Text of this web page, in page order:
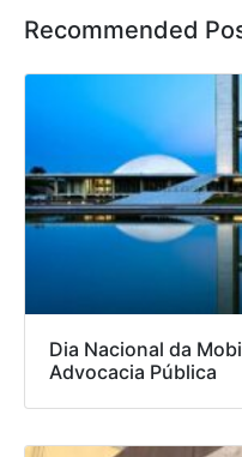
Recommended
Dia Nacional da
Advocacia Pública